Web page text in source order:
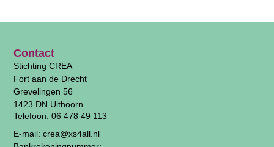
Contact
Stichting CREA
Fort aan de Drecht
Grevelingen 56
1423 DN Uithoorn
Telefoon: 06 478 49 113
E-mail: crea@xs4all.nl